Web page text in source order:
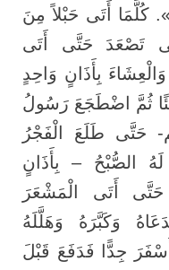
». كُلَّمَا أَتَى حَبْلاً مِنَ
تَصْعَدَ حَتَّى أَتَى
بِأَذَانٍ وَاحِدٍ
ثُمَّ اضْطَجَعَ رَسُولُ
حَتَّى طَلَعَ الْفَجْرُ
الصُّبْحُ – بِأَذَانٍ
أَتَى الْمَشْعَرَ
وَكَبَّرَهُ وَهَلَّلَهُ
جِدًّا فَدَفَعَ قَبْلَ